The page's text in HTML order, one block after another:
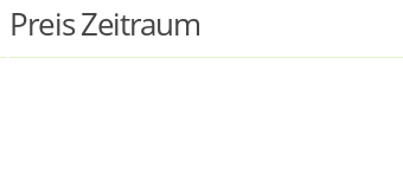
Preis Zeitraum